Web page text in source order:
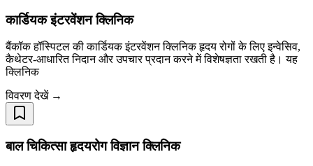
कार्डियक इंटरवेंशन क्लिनिक
बैंकॉक हॉस्पिटल की कार्डियक इंटरवेंशन क्लिनिक हृदय रोगों के लिए इन्वेसिव,
कैथेटर-आधारित निदान और उपचार प्रदान करने में विशेषज्ञता रखती है। यह
क्लिनिक
विवरण देखें →
बाल चिकित्सा हृदयरोग विज्ञान क्लिनिक